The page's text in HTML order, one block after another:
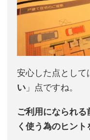
安心した点として
い 」点ですね。
ご利用になられ
く使う為のヒント